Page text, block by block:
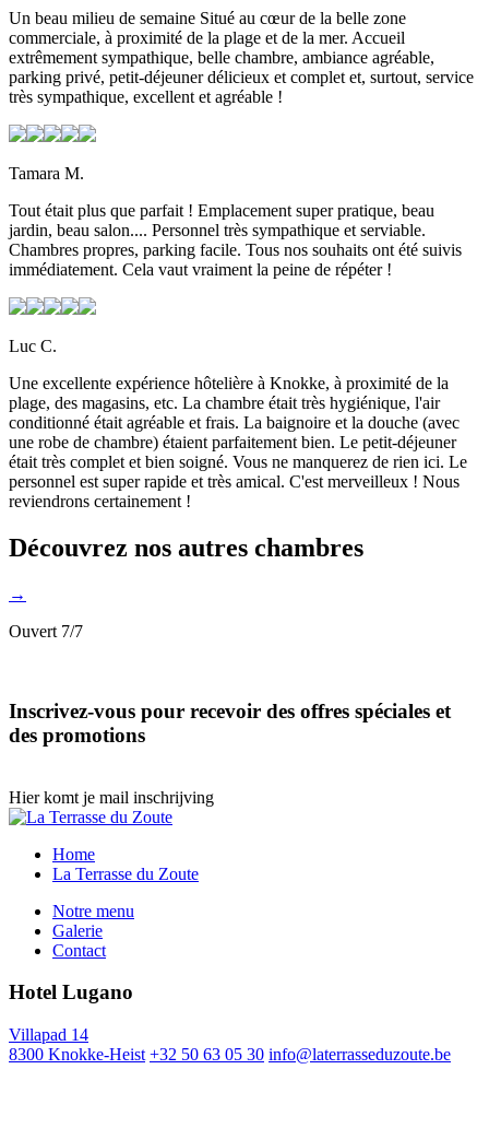
Un beau milieu de semaine Situé au cœur de la belle zone
commerciale, à proximité de la plage et de la mer. Accueil
extrêmement sympathique, belle chambre, ambiance agréable,
parking privé, petit-déjeuner délicieux et complet et, surtout, service
très sympathique, excellent et agréable !
Tamara M.
Tout était plus que parfait ! Emplacement super pratique, beau
jardin, beau salon.... Personnel très sympathique et serviable.
Chambres propres, parking facile. Tous nos souhaits ont été suivis
immédiatement. Cela vaut vraiment la peine de répéter !
Luc C.
Une excellente expérience hôtelière à Knokke, à proximité de la
plage, des magasins, etc. La chambre était très hygiénique, l'air
conditionné était agréable et frais. La baignoire et la douche (avec
une robe de chambre) étaient parfaitement bien. Le petit-déjeuner
était très complet et bien soigné. Vous ne manquerez de rien ici. Le
personnel est super rapide et très amical. C'est merveilleux ! Nous
reviendrons certainement !
Découvrez nos autres chambres
→
Ouvert 7/7
Inscrivez-vous pour recevoir des offres spéciales et
des promotions
Hier komt je mail inschrijving
Home
La Terrasse du Zoute
Notre menu
Galerie
Contact
Hotel Lugano
Villapad 14
8300 Knokke-Heist +32 50 63 05 30 info@laterrasseduzoute.be